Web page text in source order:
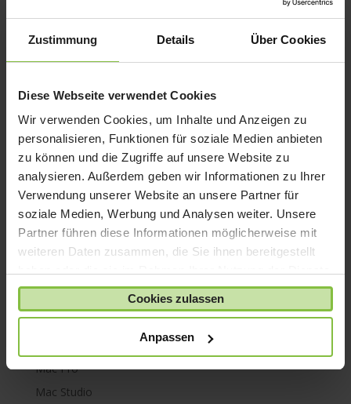
Zustimmung Details Über Cookies
Diese Webseite verwendet Cookies
Wir verwenden Cookies, um Inhalte und Anzeigen zu
personalisieren, Funktionen für soziale Medien anbieten
zu können und die Zugriffe auf unsere Website zu
analysieren. Außerdem geben wir Informationen zu Ihrer
Verwendung unserer Website an unsere Partner für
soziale Medien, Werbung und Analysen weiter. Unsere
Partner führen diese Informationen möglicherweise mit
weiteren Daten zusammen, die Sie ihnen bereitgestellt
gesammelt haben.
Cookies zulassen
Anpassen
iPad mini
iPad Pro
iPhone 6
iPhone SE
iPhone X
iPod nano
iPod shuffle
iPod touch
Kabel & Adapter
Kopfhörer
Lightning
Mac Pro
Mac Studio